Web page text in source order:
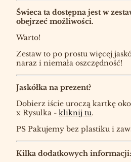
Świeca ta dostępna jest w
obejrzeć możliwości.
Warto!
Zestaw to po prostu więcej
naraz i niemała oszczędność!
Jaskółka na prezent?
Dobierz iście uroczą kartkę
x Rysulka - kliknij tu.
PS Pakujemy bez plastiku i
Kilka dodatkowych informacji: